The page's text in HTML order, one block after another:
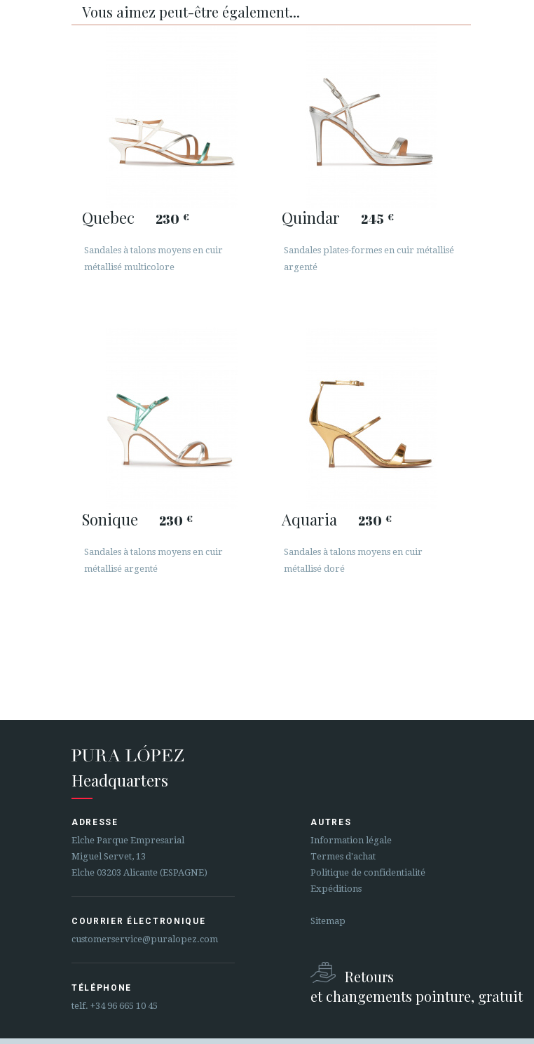
Vous aimez peut-être également...
Quebec 230 €
Sandales à talons moyens en cuir
métallisé multicolore
Quindar 245 €
Sandales plates-formes en cuir métallisé
argenté
Sonique 230 €
Sandales à talons moyens en cuir
métallisé argenté
Aquaria 230 €
Sandales à talons moyens en cuir
métallisé doré
Headquarters
ADRESSE
Elche Parque Empresarial
Miguel Servet, 13
Elche 03203 Alicante (ESPAGNE)
COURRIER ÉLECTRONIQUE
customerservice@puralopez.com
TÉLÉPHONE
telf. +34 96 665 10 45
AUTRES
Information légale
Termes d'achat
Politique de confidentialité
Expéditions
Sitemap
Retours
et changements pointure, gratuit